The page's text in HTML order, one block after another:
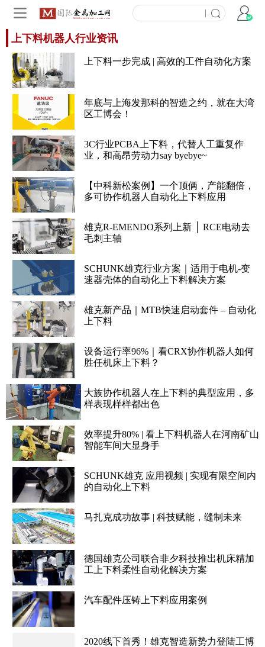
上下料机器人行业资讯
上下料一步完成 | 高效的工件自动化方案
年底与上海发那科的智造之约，就在大湾
区工博会！
3C行业PCBA上下料，代替人工重复作
业，和高昂劳动力say byebye~
【中科新松案例】一个顶俩，产能翻倍，
多可协作机器人自动化上下料应用
雄克R-EMENDO系列上新 │ RCE电动去
毛刺主轴
SCHUNK雄克行业方案｜适用于电机-变
速器壳体的自动化上下料解决方案
雄克新产品｜MTB快速启动套件 – 自动化
上下料
设备运行率96%｜看CRX协作机器人如何
胜任机床上下料？
大族协作机器人在上下料的典型应用，多
样表现样样都出色
效率提升80% | 看上下料机器人在河南矿山
智能车间大显身手
SCHUNK雄克 应用视频 | 实现有限空间内
的自动化上下料
马扎克成功故事 | 科技赋能，缝制未来
德国雄克公司联合非夕科技推出机床精加
工上下料柔性自动化解决方案
汽车配件压铸上下料应用案例
2020线下首秀！雄克智造新势力登陆工博